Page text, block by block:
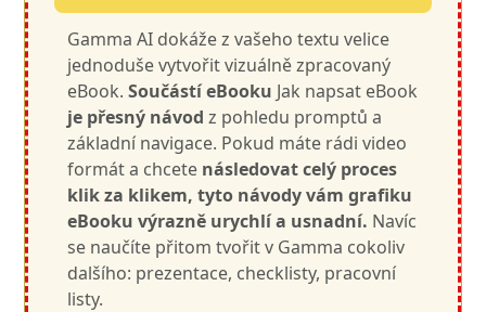
Gamma AI dokáže z vašeho textu velice
jednoduše vytvořit vizuálně zpracovaný
eBook.Součástí eBooku Jak napsat eBook
je přesný návodz pohledu promptů a
základní navigace. Pokud máte rádi video
formát a chcete následovat celý proces
klik za klikem, tyto návody vám grafiku
eBooku výrazně urychlí a usnadní. Navíc
se naučíte přitom tvořit v Gamma cokoliv
dalšího: prezentace, checklisty, pracovní
listy.